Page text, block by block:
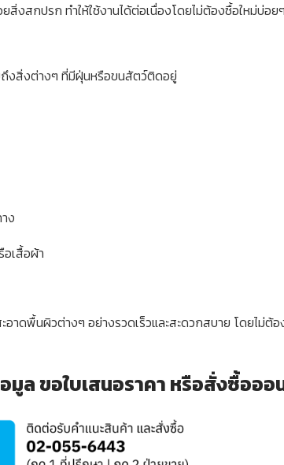
สิ่งสกปรก ทำให้ใช้งานได้ต่อเนื่องโดยไม่ต้องซื้อใหม่บ่อยๆ
งสิ่งต่างๆ ที่มีฝุ่นหรือขนสัตว์ติดอยู่
ง
เสื้อผ้า
าดพื้นผิวต่างๆ อย่างรวดเร็วและสะดวกสบาย โดยไม่ต้
ล ขอใบเสนอราคา หรือสั่งซื้อออ